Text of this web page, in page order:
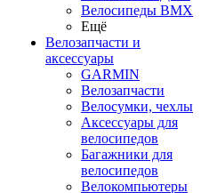
Велосипеды BMX
Ещё
Велозапчасти и
аксессуары
GARMIN
Велозапчасти
Велосумки, чехлы
Аксессуары для
велосипедов
Багажники для
велосипедов
Велокомпьютеры